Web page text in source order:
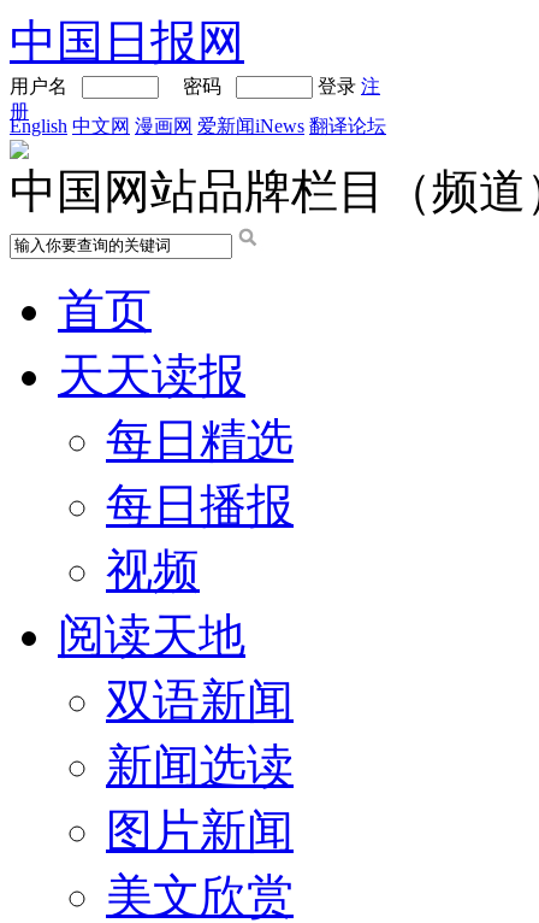
中国日报网
用户名 密码 登录 注
册
English 中文网 漫画网 爱新闻iNews 翻译论坛
中国网站品牌栏目（频道
首页
天天读报
每日精选
每日播报
视频
阅读天地
双语新闻
新闻选读
图片新闻
美文欣赏